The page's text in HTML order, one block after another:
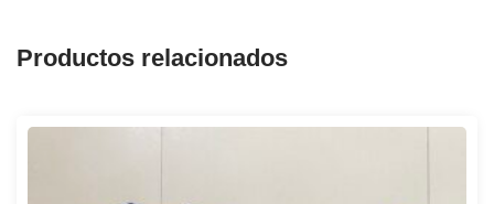
Productos relacionados